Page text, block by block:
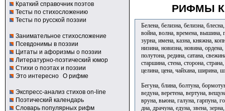
Краткий справочник поэтов
Тесты по стихосложению
Тесты по русской поэзии
Занимательное стихосложение
Псевдонимы в поэзии
Цитаты и афоризмы о поэзии
Литературно-поэтический юмор
Стихи о поэтах и поэзии
Это интересно О рифме
Экспресс-анализ стихов on-line
Поэтический календарь
Словарь популярных рифм
РИФМЫ К
Белена, белизна, белизна,
война, волна, времена, вышина,
зурна, имена, казна, княжна,
низина, новизна, новина,
полутона, редина, сатана,
старшина, стена, сторона,
целина, цена, чайхана, ширина,
Бегуна, блина, болтуна,
ведуна, веретена, вертуна,
вруна, вьюна, галуна, гарпуна,
дна, драчуна, едуна, звена,